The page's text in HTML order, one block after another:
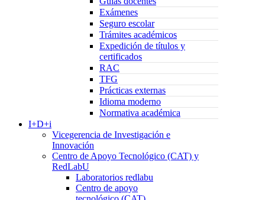
Exámenes
Seguro escolar
Trámites académicos
Expedición de títulos y
certificados
RAC
TFG
Prácticas externas
Idioma moderno
Normativa académica
I+D+i
Vicegerencia de Investigación e
Innovación
Centro de Apoyo Tecnológico (CAT) y
RedLabU
Laboratorios redlabu
Centro de apoyo